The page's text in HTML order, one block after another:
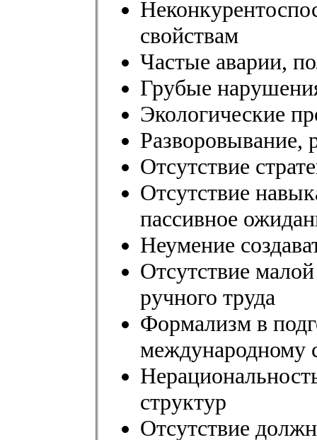
свойствам
Частые аварии,
Грубые
Экологические
Разворовывание,
Отсутствие
Отсутствие
пассивное
Неумение
Отсутствие
ручного труда
Формализм в
международному
структур
Отсутствие